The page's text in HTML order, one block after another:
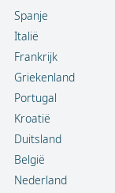
Spanje
Italië
Frankrijk
Griekenland
Portugal
Kroatië
Duitsland
België
Nederland